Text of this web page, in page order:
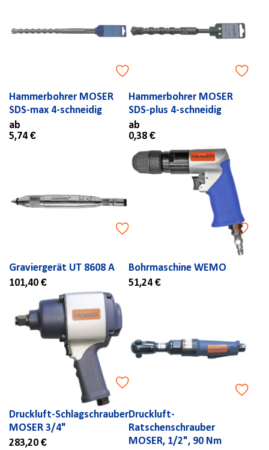
Hammerbohrer MOSER
SDS-max 4-schneidig
ab
5,74 €
Hammerbohrer MOSER
SDS-plus 4-schneidig
ab
0,38 €
Graviergerät UT 8608 A
101,40 €
Bohrmaschine WEMO
51,24 €
Druckluft-Schlagschrauber
MOSER 3/4"
283,20 €
Druckluft-
Ratschenschrauber
MOSER, 1/2", 90 Nm